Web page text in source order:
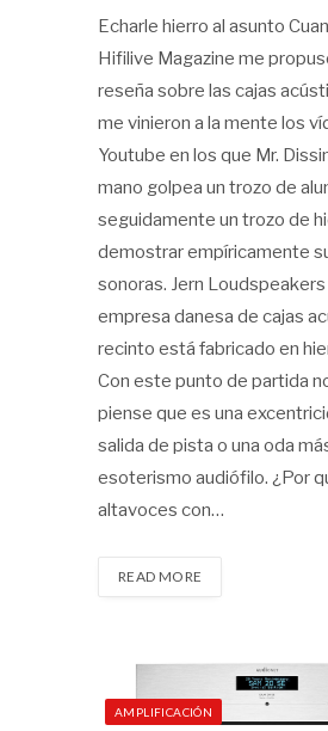
Echarle hierro al asunto
Hifilive Magazine me
reseña sobre las cajas
me vinieron a la mente los
Youtube en los que Mr.
mano golpea un trozo de
seguidamente un trozo de
demostrar empíricamente
sonoras. Jern Loudspeakers
empresa danesa de cajas
recinto está fabricado en
Con este punto de partida
piense que es una
salida de pista o una oda
esoterismo audiófilo. ¿Por
altavoces con…
READ MORE
AMPLIFICACIÓN